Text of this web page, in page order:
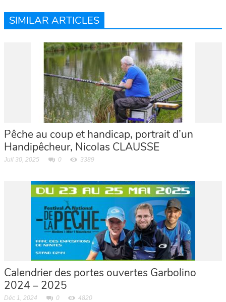
SIMILAR ARTICLES
Pêche au coup et handicap, portrait d’un
Handipêcheur, Nicolas CLAUSSE
Juil 30, 2025 0 3389
Calendrier des portes ouvertes Garbolino
2024 – 2025
Déc 1, 2024 0 4820